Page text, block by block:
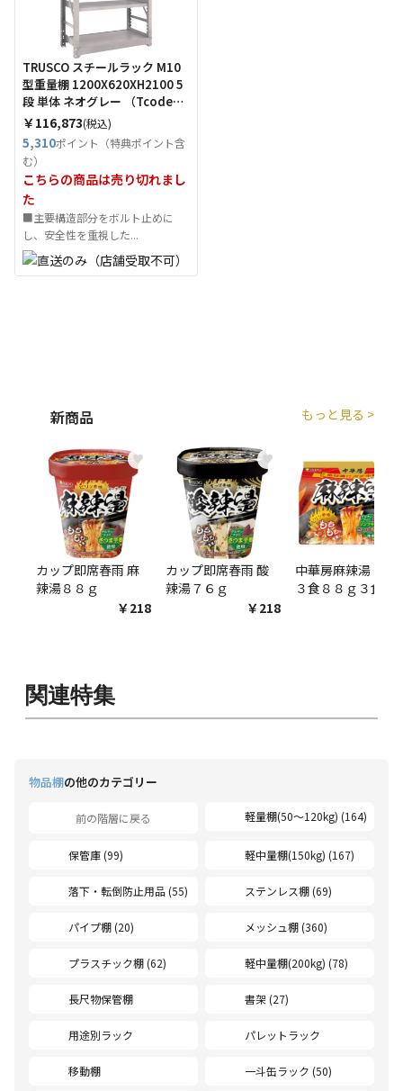
TRUSCO スチールラック M10
型重量棚 1200X620XH2100 5
段 単体 ネオグレー （Tcode：
5061261）
￥116,873(税込)
5,310ポイント（特典ポイント含
む）
こちらの商品は売り切れまし
た
■主要構造部分をボルト止めに
し、安全性を重視した...
新商品 もっと見る >
♥
カップ即席春雨 麻
辣湯８８ｇ
￥218
♥
カップ即席春雨 酸
辣湯７６ｇ
￥218
中華房麻辣湯 袋麺
３食８８ｇ３食
関連特集
物品棚の他のカテゴリー
前の階層に戻る 軽量棚(50〜120kg) (164)
保管庫 (99) 軽中量棚(150kg) (167)
落下・転倒防止用品 (55) ステンレス棚 (69)
パイプ棚 (20) メッシュ棚 (360)
プラスチック棚 (62) 軽中量棚(200kg) (78)
長尺物保管棚 書架 (27)
用途別ラック パレットラック
移動棚 一斗缶ラック (50)